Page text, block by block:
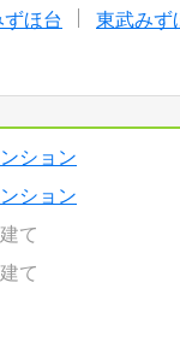
ほ台
東武みず
ション
ション
て
て